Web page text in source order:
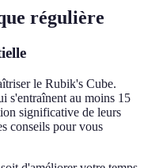
régulière
le Rubik's Cube.
s'entraînent au moins 15
significative de leurs
conseils pour vous